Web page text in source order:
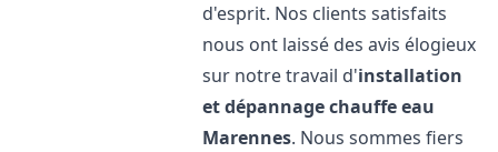
d'esprit. Nos clients satisfaits
nous ont laissé des avis élogieux
sur notre travail d'installation
et dépannage chauffe eau
Marennes. Nous sommes fiers